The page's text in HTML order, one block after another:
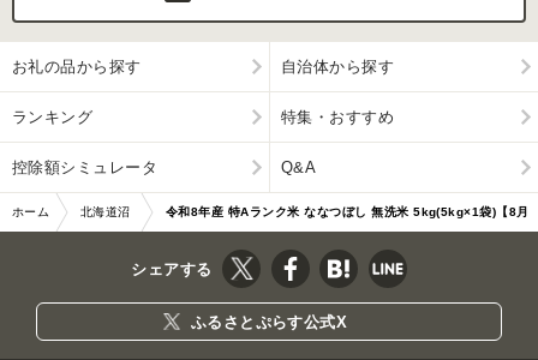
お礼の品から探す 自治体から探す
ランキング 特集・おすすめ
控除額シミュレータ Q&A
ホーム 北海道沼 令和8年産 特Aランク米 ななつぼし 無洗米 5kg(5kg×1袋)【8月
発送】 nr-2119
シェアする
ふるさとぷらす公式X